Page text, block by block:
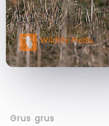
Grus grus